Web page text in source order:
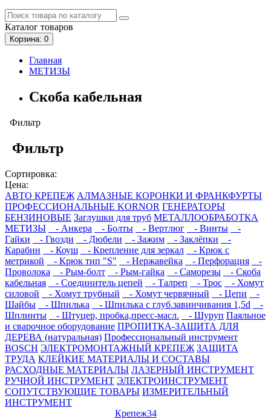
Каталог товаров
Корзина: 0
Главная
МЕТИЗЫ
Скоба кабельная
Фильтр
Фильтр
Сортировка:
Цена:
АВТО КРЕПЕЖ АЛМАЗНЫЕ КОРОНКИ И ФРАНКФУРТЫ
ПРОФЕССИОНАЛЬНЫЕ KORNOR ГЕНЕРАТОРЫ
БЕНЗИНОВЫЕ Заглушки для труб МЕТАЛЛООБРАБОТКА
МЕТИЗЫ
- Анкера - Болты - Вертлюг - Винты
-
Гайки
- Гвозди - Дюбели - Зажим - Заклёпки
-
Карабин
- Коуш - Крепление для зеркал
- Крюк с
метрикой
- Крюк тип "S" - Нержавейка - Перфорация
-
Проволока
- Рым-болт - Рым-гайка - Саморезы
- Скоба
кабельная
- Соединитель цепей - Талреп - Трос
- Хомут
силовой
- Хомут трубный - Хомут червячный - Цепи
-
Шайбы
- Шпилька - Шпилька с глуб.завинчивания 1,5d
-
Шплинты
- Штуцер, пробка,пресс-масл. - Шуруп Паяльное
и сварочное оборудование ПРОПИТКА-ЗАЩИТА ДЛЯ
ДЕРЕВА (натуральная) Профессиональный инструмент
BOSCH ЭЛЕКТРОМОНТАЖНЫЙ КРЕПЕЖ ЗАЩИТА
ТРУДА КЛЕЙКИЕ МАТЕРИАЛЫ И СОСТАВЫ
РАСХОДНЫЕ МАТЕРИАЛЫ ЛАЗЕРНЫЙ ИНСТРУМЕНТ
РУЧНОЙ ИНСТРУМЕНТ ЭЛЕКТРОИНСТРУМЕНТ
СОПУТСТВУЮЩИЕ ТОВАРЫ ИЗМЕРИТЕЛЬНЫЙ
ИНСТРУМЕНТ
Крепеж34